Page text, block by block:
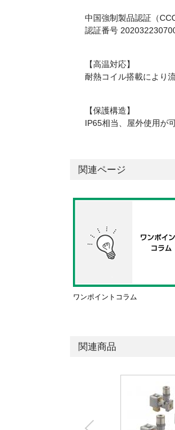
中国強制製品認証（
認証番号
【高温対応】
耐熱コイル搭載により
【保護構造】
IP65相当、屋外使用が可
関連ページ
ワンポイントコラム
関連商品